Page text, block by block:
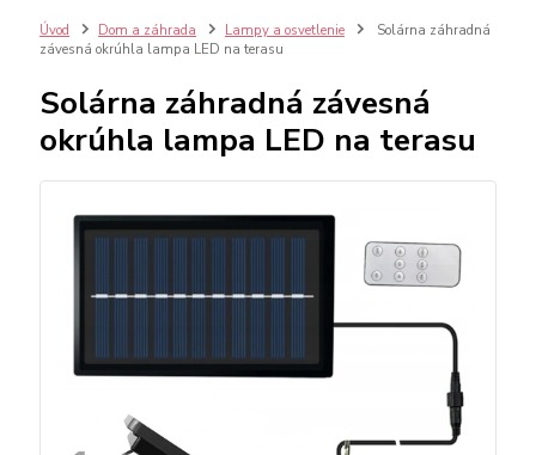
Úvod Dom a záhrada Lampy a osvetlenie
Solárna záhradná
závesná okrúhla lampa LED na terasu
Solárna záhradná závesná
okrúhla lampa LED na terasu